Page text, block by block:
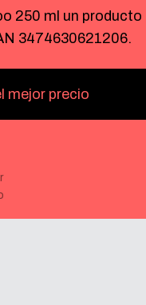
250 ml un producto
3474630621206.
mejor precio